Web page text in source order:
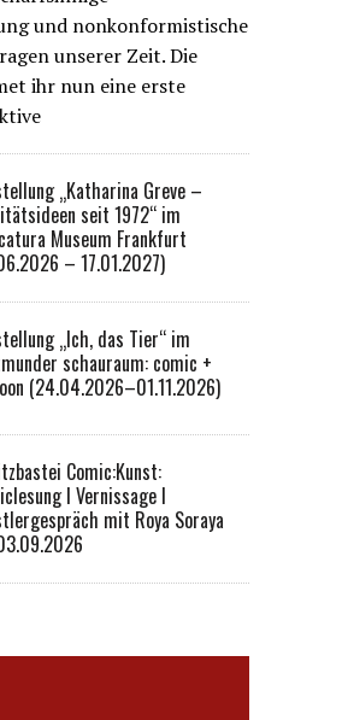
und nonkonformistische
unserer Zeit. Die
ihr nun eine erste
„Katharina Greve –
seit 1972“ im
Museum Frankfurt
– 17.01.2027)
„Ich, das Tier“ im
schauraum: comic +
(24.04.2026–01.11.2026)
Comic:Kunst:
I Vernissage I
mit Roya Soraya